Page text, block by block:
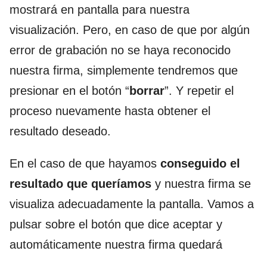
mostrará en pantalla para nuestra
visualización. Pero, en caso de que por algún
error de grabación no se haya reconocido
nuestra firma, simplemente tendremos que
presionar en el botón “ borrar”. Y repetir el
proceso nuevamente hasta obtener el
resultado deseado.
En el caso de que hayamos conseguido el
resultado que queríamos y nuestra firma se
visualiza adecuadamente la pantalla. Vamos a
pulsar sobre el botón que dice aceptar y
automáticamente nuestra firma quedará